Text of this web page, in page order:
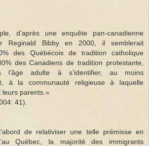
d’après une enquête pan-canadienne
Reginald Bibby en 2000, il semblerait
des Québécois de tradition catholique
des Canadiens de tradition protestante,
l’âge adulte à s’identifier, au moins
à la communauté religieuse à laquelle
leurs parents.»
41).
de relativiser une telle prémisse en
Québec, la majorité des immigrants